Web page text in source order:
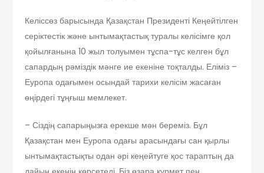
Келіссөз барысында Қазақстан Президенті Кеңейтілген
серіктестік және ынтымақтастық туралы келісімге қол
қойылғанына 10 жыл толуымен тұспа-тұс келген бұл
сапардың рәміздік мәнге ие екеніне тоқталды. Еліміз –
Еуропа одағымен осындай тарихи келісім жасаған
өңірдегі тұңғыш мемлекет.
– Сіздің сапарыңызға ерекше мән береміз. Бұл
Қазақстан мен Еуропа одағы арасындағы сан қырлы
ынтымақтастық­ты одан әрі кеңейтуге қос тараптың да